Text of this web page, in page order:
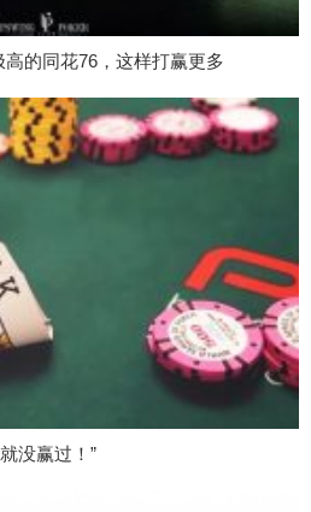
高的同花76，这样打赢更多
没赢过！”